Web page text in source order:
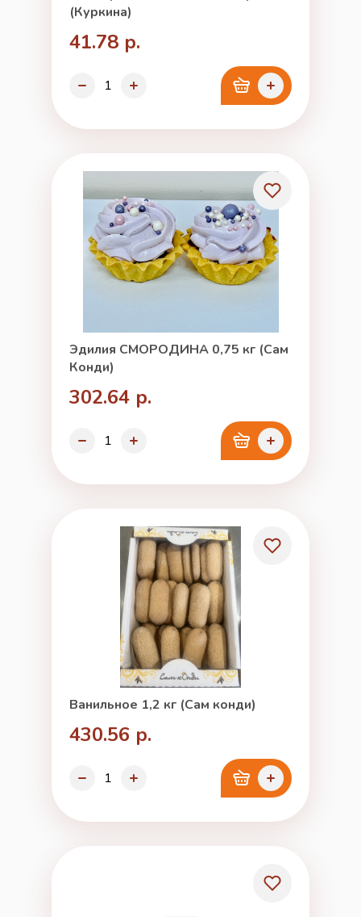
(Куркина)
41.78 р.
Эдилия СМОРОДИНА 0,75 кг (Сам
Конди)
302.64 р.
Ванильное 1,2 кг (Сам конди)
430.56 р.